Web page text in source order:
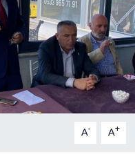
A- A+